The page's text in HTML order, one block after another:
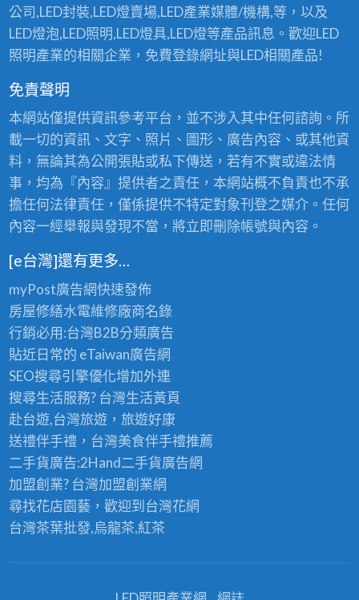
公司,LED封裝,LED燈賣場,LED產業媒體/機構,等，以及
LED燈泡,LED照明,LED燈具,LED燈等產品訊息。歡迎LED
照明產業的相關企業，免費登錄網址與LED相關產品!
免責聲明
本網站僅提供資訊參考平台，並不涉入其中任何諮詢。所
載一切的資訊、文字、照片、圖形、廣告內容、或其他資
料，無論其為公開張貼或私下傳送，若有不實或違法情
事，均為『內容』提供者之責任，本網站概不負責也不承
擔任何法律責任，僅係提供不特定對象刊登之媒介。任何
內容一經舉報與發現不當，將立即刪除帳號與內容。
[e台灣]還有更多…
myPost廣告網快速發佈
房屋修繕水電維修廠商名錄
行銷必用:台灣B2B分類廣告
貼近日常的 eTaiwan廣告網
SEO搜尋引擎優化增加外連
搜尋生活服務? 台灣生活黃頁
赴台遊,台灣旅遊，旅遊好康
送禮伴手禮，台灣美食伴手禮推薦
二手貨廣告:2Hand二手貨廣告網
加盟創業? 台灣加盟創業網
尋找花店園藝，歡迎到 台灣花網
台灣茶葉批發,烏龍茶,紅茶